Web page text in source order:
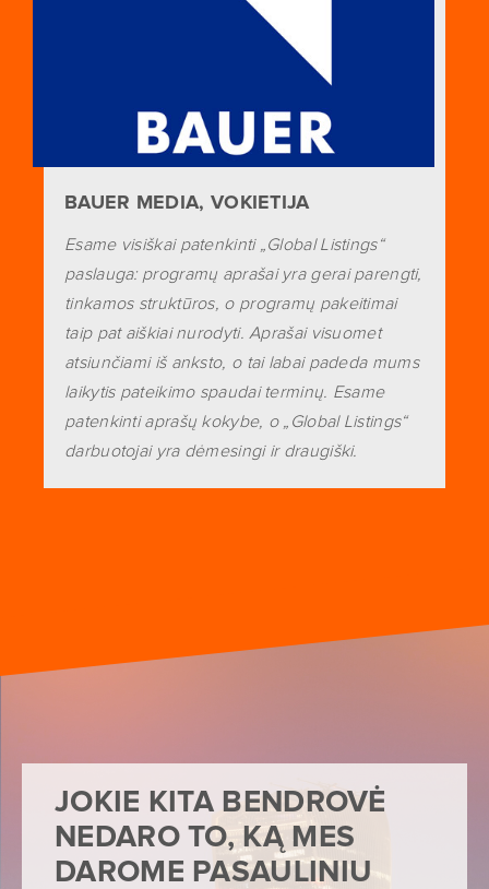
BAUER MEDIA, VOKIETIJA
Esame visiškai patenkinti „Global Listings“
paslauga: programų aprašai yra gerai parengti,
tinkamos struktūros, o programų pakeitimai
taip pat aiškiai nurodyti. Aprašai visuomet
atsiunčiami iš anksto, o tai labai padeda mums
laikytis pateikimo spaudai terminų. Esame
patenkinti aprašų kokybe, o „Global Listings“
darbuotojai yra dėmesingi ir draugiški.
JOKIE KITA BENDROVĖ
NEDARO TO, KĄ MES
DAROME PASAULINIU